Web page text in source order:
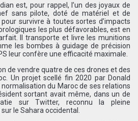
est, pour rappel, l’un des joyaux de
sans pilote, doté de matériel et de
survivre à toutes sortes d’impacts
les plus défavorables, est en
Il transporte et livre les munitions
les bombes à guidage de précision
leur confère une efficacité maximale.
de vendre quatre de ces drones et des
Un projet scellé fin 2020 par Donald
normalisation du Maroc de ses relations
sortant avait même, dans un de
sur Twitter, reconnu la pleine
le Sahara occidental.